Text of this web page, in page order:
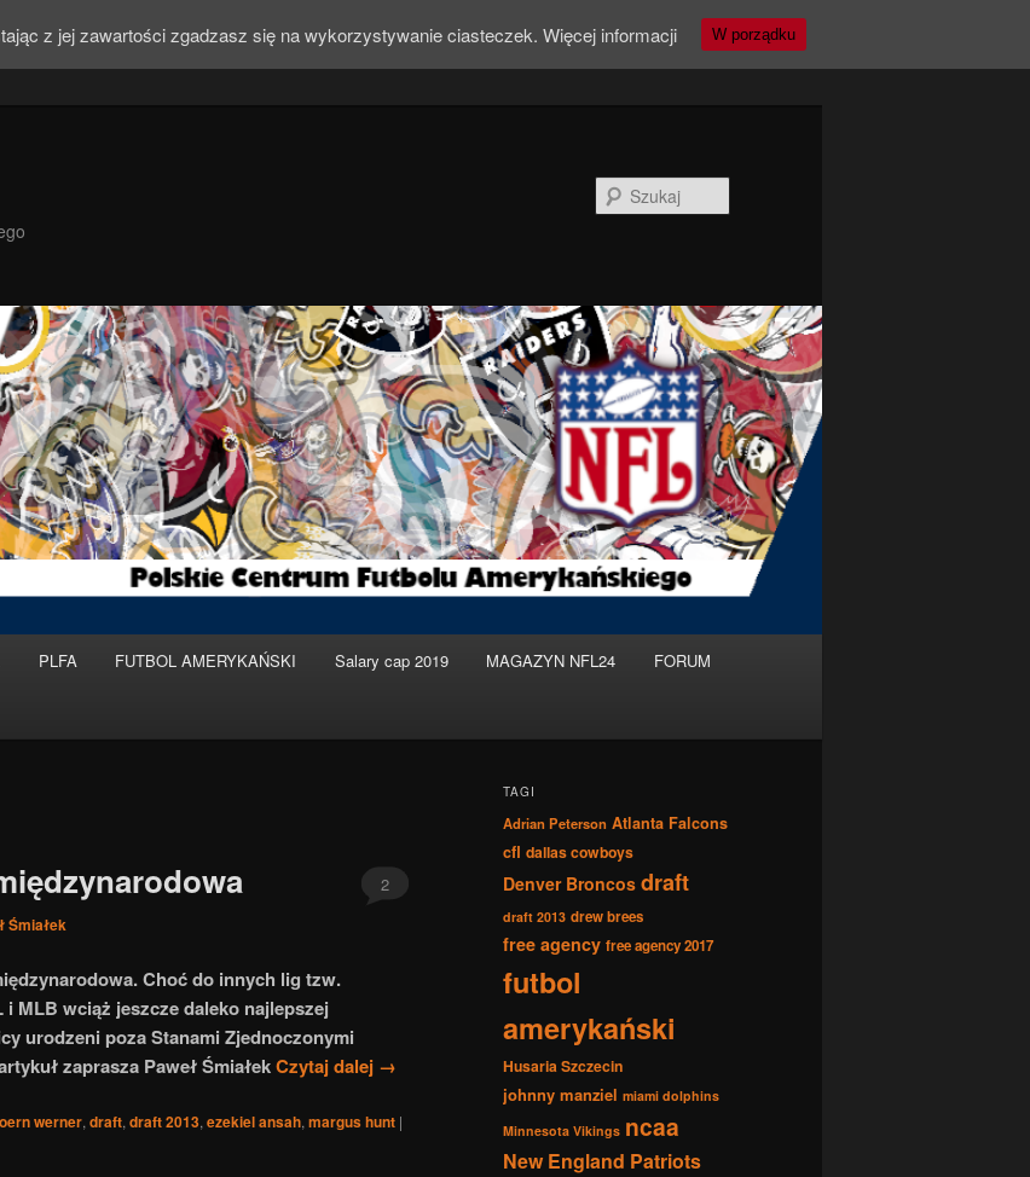
PLFA FUTBOL AMERYKAŃSKI Salary cap 2019 MAGAZYN NFL24 FORUM
Śmiałek
2
Choć do innych lig tzw.
MLB wciąż jeszcze daleko najlepszej
urodzeni poza Stanami Zjednoczonymi
zaprasza Paweł ŚmiałekCzytaj dalej →
werner, draft, draft 2013, ezekiel ansah, margus hunt |
TAGI
Adrian Peterson Atlanta Falcons
cfl dallas cowboys
Denver Broncos draft
draft 2013 drew brees
free agency free agency 2017
futbol
amerykański
Husaria Szczecin
johnny manziel miami dolphins
Minnesota Vikings ncaa
New England Patriots
z jej zawartości zgadzasz się na wykorzystywanie ciasteczek. Więcej informacji W porządku